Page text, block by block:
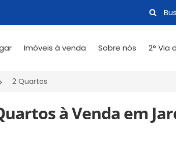
Imóveis à venda Sobre nós 2° Via
2 Quartos
à Venda em